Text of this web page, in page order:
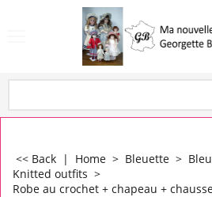
<< Back | Home > Bleuette >
Knitted outfits >
Robe au crochet + chapeau +